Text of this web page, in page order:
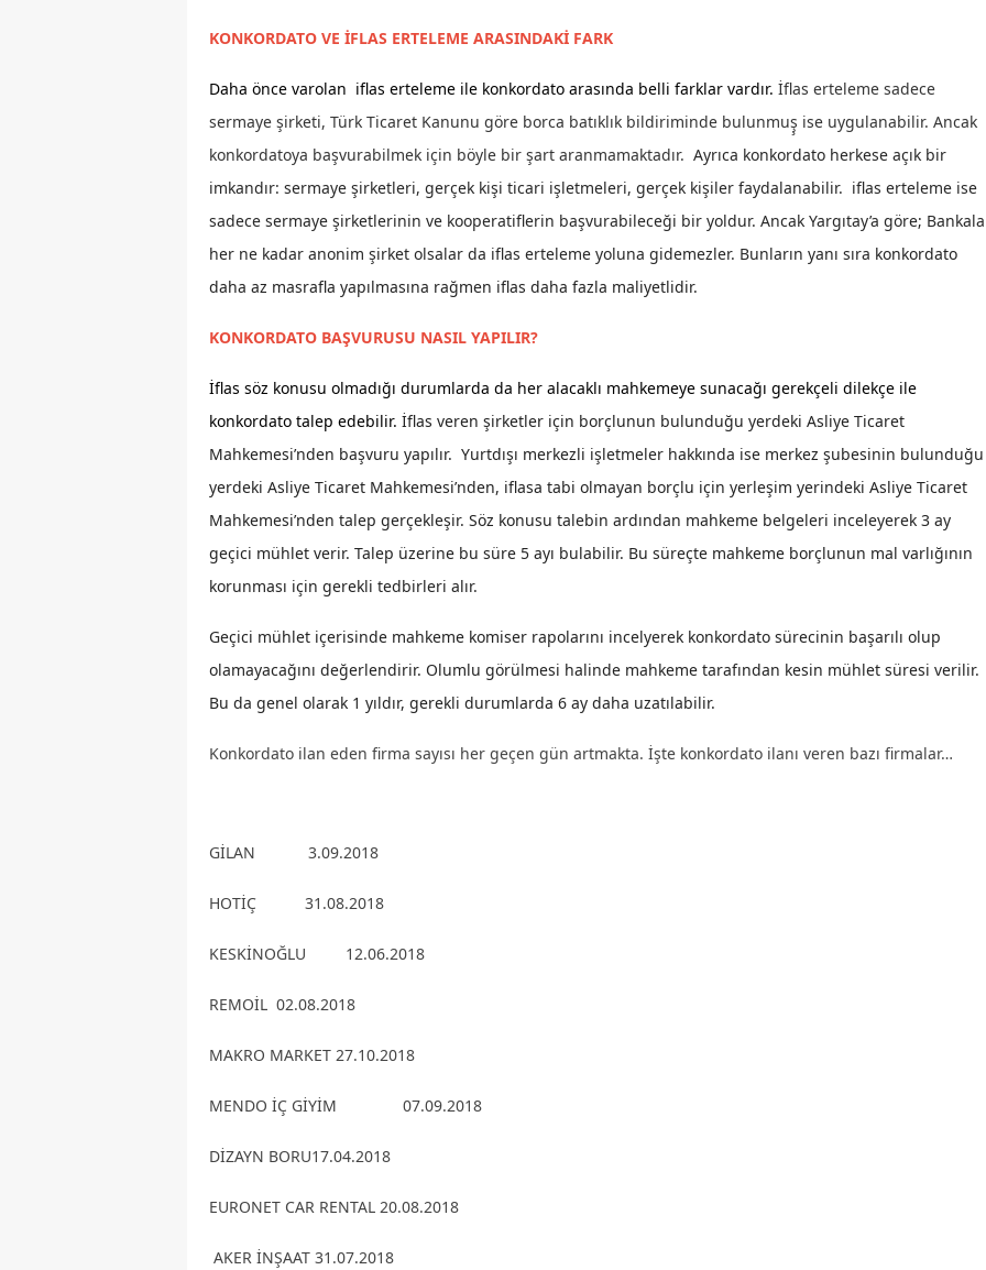
Kars
Kastamonu
Kayseri
Kırklareli
Kırşehir
Konya
Malatya
Manisa
Kahramanmaraş
Muğla
Muş
Nevşehir
KONKORDATO VE İFLAS ERTELEME ARASINDAKİ FARK
Daha önce varolan iflas erteleme ile konkordato arasında belli farklar vardır. İflas erteleme sadece
sermaye şirketi, Türk Ticaret Kanunu göre borca batıklık bildiriminde bulunmuş̧ ise uygulanabilir. Ancak
konkordatoya başvurabilmek için böyle bir şart aranmamaktadır. Ayrıca konkordato herkese açık bir
imkandır: sermaye şirketleri, gerçek kişi ticari işletmeleri, gerçek kişiler faydalanabilir. iflas erteleme ise
sadece sermaye şirketlerinin ve kooperatiflerin başvurabileceği bir yoldur. Ancak Yargıtay’a göre;
her ne kadar anonim şirket olsalar da iflas erteleme yoluna gidemezler. Bunların yanı sıra konkordato
daha az masrafla yapılmasına rağmen iflas daha fazla maliyetlidir.
KONKORDATO BAŞVURUSU NASIL YAPILIR?
İflas söz konusu olmadığı durumlarda da her alacaklı mahkemeye sunacağı gerekçeli dilekçe ile
konkordato talep edebilir. İflas veren şirketler için borçlunun bulunduğu yerdeki Asliye Ticaret
Mahkemesi’nden başvuru yapılır. Yurtdışı merkezli işletmeler hakkında ise merkez şubesinin bulunduğu
yerdeki Asliye Ticaret Mahkemesi’nden, iflasa tabi olmayan borçlu için yerleşim yerindeki Asliye Ticaret
Mahkemesi’nden talep gerçekleşir. Söz konusu talebin ardından mahkeme belgeleri inceleyerek 3 ay
geçici mühlet verir. Talep üzerine bu süre 5 ayı bulabilir. Bu süreçte mahkeme borçlunun mal varlığının
korunması için gerekli tedbirleri alır.
Geçici mühlet içerisinde mahkeme komiser rapolarını incelyerek konkordato sürecinin başarılı olup
olamayacağını değerlendirir. Olumlu görülmesi halinde mahkeme tarafından kesin mühlet süresi verilir.
Bu da genel olarak 1 yıldır, gerekli durumlarda 6 ay daha uzatılabilir.
Konkordato ilan eden firma sayısı her geçen gün artmakta. İşte konkordato ilanı veren bazı firmalar…
GİLAN 3.09.2018
HOTİÇ 31.08.2018
KESKİNOĞLU 12.06.2018
REMOİL 02.08.2018
MAKRO MARKET 27.10.2018
MENDO İÇ GİYİM 07.09.2018
DİZAYN BORU17.04.2018
EURONET CAR RENTAL 20.08.2018
AKER İNŞAAT 31.07.2018